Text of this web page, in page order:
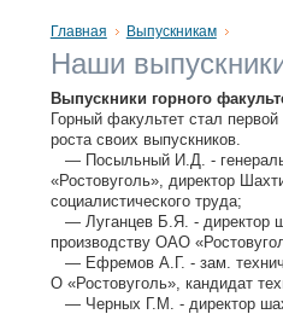
Главная Выпускникам
Наши
Выпускники горного
Горный факультет стал
роста своих выпускников.
— Посыльный И.Д. -
«Ростовуголь», директор
социалистического труда;
— Луганцев Б.Я. - директор
производству ОАО
— Ефремов А.Г. - зам.
О «Ростовуголь», кандидат
— Черных Г.М. - директор